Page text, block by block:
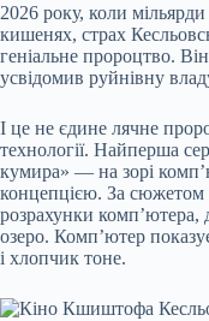
2026 року, коли
кишенях, страх
геніальне пророцтво.
усвідомив руйнівну
І це не єдине лячне
технології. Найперша
кумира» — на зорі
концепцією. За сюжетом
розрахунки комп’ютера,
озеро. Комп’ютер
і хлопчик тоне.